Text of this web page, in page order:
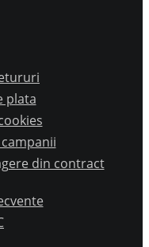
plata
din contract